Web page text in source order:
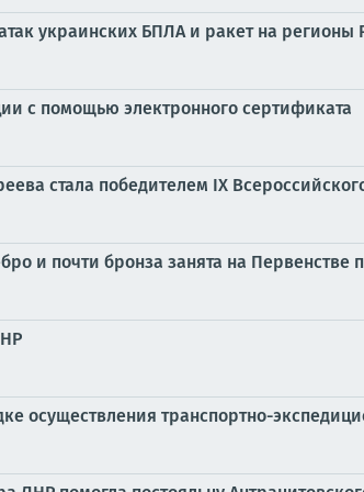
украинских БПЛА и ракет на регионы
с помощью электронного сертификата
стала победителем IX
и почти бронза занята на Первенстве
осуществления транспортно-